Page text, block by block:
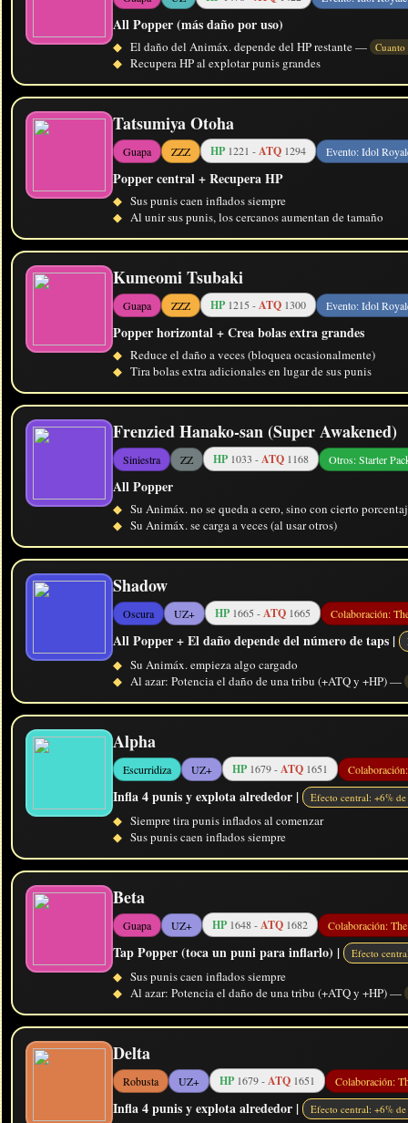
All Popper (más daño por uso)
◆ El daño del Animáx. depende del HP restante — Cuanto
◆ Recupera HP al explotar punis grandes
Tatsumiya Otoha
Guapa ZZZ HP1221 -ATQ 1294 Evento: Idol
Popper central + Recupera HP
◆ Sus punis caen inflados siempre
◆ Al unir sus punis, los cercanos aumentan de tamaño
Kumeomi Tsubaki
Guapa ZZZ HP1215 -ATQ 1300 Evento: Idol
Popper horizontal + Crea bolas extra grandes
◆ Reduce el daño a veces (bloquea ocasionalmente)
◆ Tira bolas extra adicionales en lugar de sus punis
Frenzied Hanako-san (Super Awakened)
Siniestra ZZ HP1033 -ATQ 1168 Otros: Starter
All Popper
◆ Su Animáx. no se queda a cero, sino con cierto
◆ Su Animáx. se carga a veces (al usar otros)
Shadow
Oscura UZ+ HP1665 -ATQ 1665 Colaboración:
All Popper + El daño depende del número de taps |
◆ Su Animáx. empieza algo cargado
◆ Al azar: Potencia el daño de una tribu (+ATQ y +HP) —
Alpha
Escurridiza UZ+ HP1679 -ATQ 1651
Infla 4 punis y explota alrededor | Efecto central: +6%
◆ Siempre tira punis inflados al comenzar
◆ Sus punis caen inflados siempre
Beta
Guapa UZ+ HP1648 -ATQ 1682 Colaboración:
Tap Popper (toca un puni para inflarlo) | Efecto
◆ Sus punis caen inflados siempre
◆ Al azar: Potencia el daño de una tribu (+ATQ y +HP) —
Delta
Robusta UZ+ HP1679 -ATQ 1651 Colaboración:
Infla 4 punis y explota alrededor | Efecto central: +6%